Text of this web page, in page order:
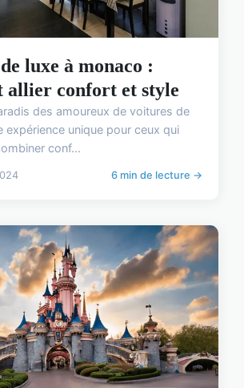
luxe à monaco :
allier confort et style
des amoureux de voitures de
expérience unique pour ceux qui
conf...
6 min de lecture →